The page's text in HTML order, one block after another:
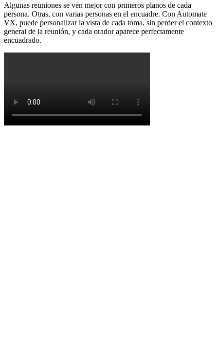
Algunas reuniones se ven mejor con primeros planos de cada
persona. Otras, con varias personas en el encuadre. Con Automate
VX, puede personalizar la vista de cada toma, sin perder el contexto
general de la reunión, y cada orador aparece perfectamente
encuadrado.